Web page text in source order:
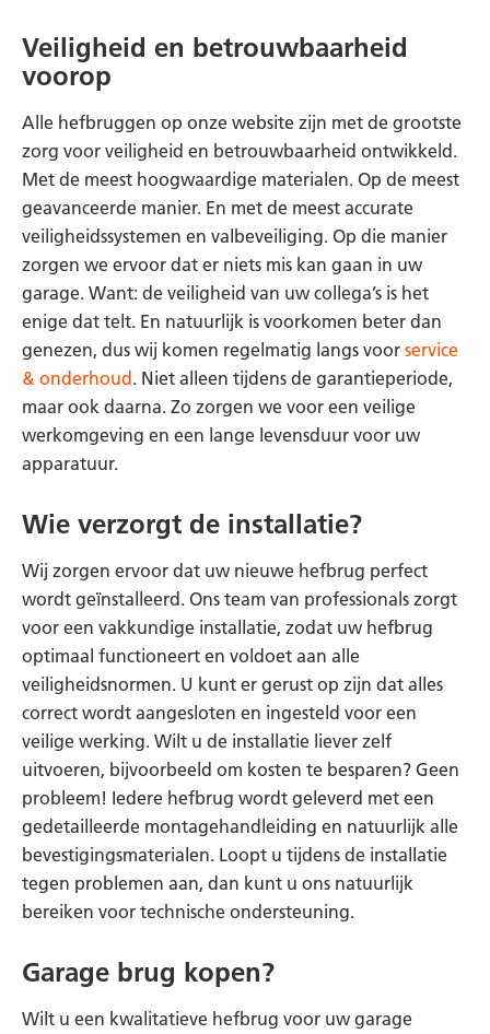
Veiligheid en betrouwbaarheid
voorop
Alle hefbruggen op onze website zijn met de grootste
zorg voor veiligheid en betrouwbaarheid ontwikkeld.
Met de meest hoogwaardige materialen. Op de meest
geavanceerde manier. En met de meest accurate
veiligheidssystemen en valbeveiliging. Op die manier
zorgen we ervoor dat er niets mis kan gaan in uw
garage. Want: de veiligheid van uw collega’s is het
enige dat telt. En natuurlijk is voorkomen beter dan
genezen, dus wij komen regelmatig langs voor service
& onderhoud . Niet alleen tijdens de garantieperiode,
maar ook daarna. Zo zorgen we voor een veilige
werkomgeving en een lange levensduur voor uw
apparatuur.
Wie verzorgt de installatie?
Wij zorgen ervoor dat uw nieuwe hefbrug perfect
wordt geïnstalleerd. Ons team van professionals zorgt
voor een vakkundige installatie, zodat uw hefbrug
optimaal functioneert en voldoet aan alle
veiligheidsnormen. U kunt er gerust op zijn dat alles
correct wordt aangesloten en ingesteld voor een
veilige werking. Wilt u de installatie liever zelf
uitvoeren, bijvoorbeeld om kosten te besparen? Geen
probleem! Iedere hefbrug wordt geleverd met een
gedetailleerde montagehandleiding en natuurlijk alle
bevestigingsmaterialen. Loopt u tijdens de installatie
tegen problemen aan, dan kunt u ons natuurlijk
bereiken voor technische ondersteuning.
Garage brug kopen?
Wilt u een kwalitatieve hefbrug voor uw garage